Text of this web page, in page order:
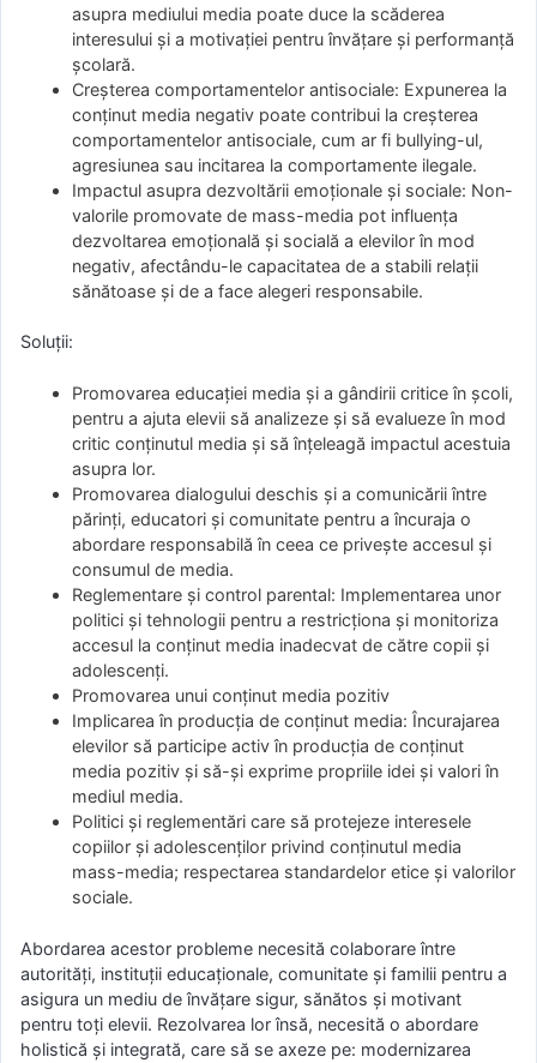
asupra mediului media poate duce la scăderea
interesului și a motivației pentru învățare și performanță
școlară.
Creșterea comportamentelor antisociale: Expunerea la
conținut media negativ poate contribui la creșterea
comportamentelor antisociale, cum ar fi bullying-ul,
agresiunea sau incitarea la comportamente ilegale.
Impactul asupra dezvoltării emoționale și sociale: Non-
valorile promovate de mass-media pot influența
dezvoltarea emoțională și socială a elevilor în mod
negativ, afectându-le capacitatea de a stabili relații
sănătoase și de a face alegeri responsabile.
Soluții:
Promovarea educației media și a gândirii critice în școli,
pentru a ajuta elevii să analizeze și să evalueze în mod
critic conținutul media și să înțeleagă impactul acestuia
asupra lor.
Promovarea dialogului deschis și a comunicării între
părinți, educatori și comunitate pentru a încuraja o
abordare responsabilă în ceea ce privește accesul și
consumul de media.
Reglementare și control parental: Implementarea unor
politici și tehnologii pentru a restricționa și monitoriza
accesul la conținut media inadecvat de către copii și
adolescenți.
Promovarea unui conținut media pozitiv
Implicarea în producția de conținut media: Încurajarea
elevilor să participe activ în producția de conținut
media pozitiv și să-și exprime propriile idei și valori în
mediul media.
Politici și reglementări care să protejeze interesele
copiilor și adolescenților privind conținutul media
mass-media; respectarea standardelor etice și valorilor
sociale.
Abordarea acestor probleme necesită colaborare între
autorități, instituții educaționale, comunitate și familii pentru a
asigura un mediu de învățare sigur, sănătos și motivant
pentru toți elevii. Rezolvarea lor însă, necesită o abordare
holistică și integrată, care să se axeze pe: modernizarea